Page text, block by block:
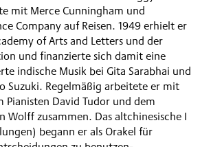
mit Merce Cunningham und
Company auf Reisen. 1949 erhielt er
of Arts and Letters und der
und finanzierte sich damit eine
indische Musik bei Gita Sarabhai und
Suzuki. Regelmäßig arbeitete er mit
Pianisten David Tudor und dem
Wolff zusammen. Das altchinesische I
begann er als Orakel für